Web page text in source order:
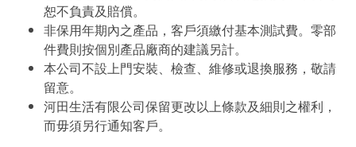
恕不負責及賠償。
非保用年期內之產品，客戶須繳付基本測試費。零部
件費則按個別產品廠商的建議另計。
本公司不設上門安裝、檢查、維修或退換服務，敬請
留意。
河田生活有限公司保留更改以上條款及細則之權利，
而毋須另行通知客戶。